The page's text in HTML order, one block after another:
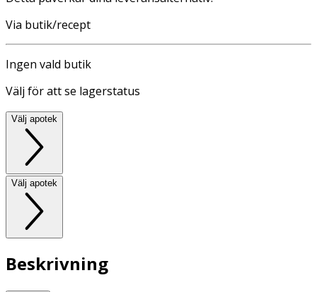
Via butik/recept
Ingen vald butik
Välj för att se lagerstatus
Välj apotek
Välj apotek
Beskrivning